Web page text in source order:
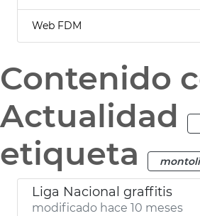
Web FDM
Contenido
Actualidad
etiqueta
Liga Nacional graffitis
modificado hace 10 meses